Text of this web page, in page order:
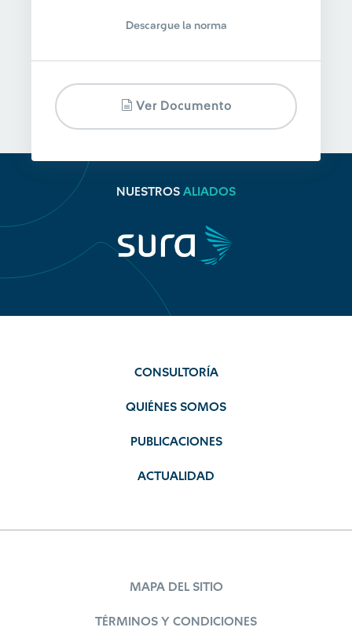
Descargue la norma
Ver Documento
NUESTROS ALIADOS
CONSULTORÍA
QUIÉNES SOMOS
PUBLICACIONES
ACTUALIDAD
MAPA DEL SITIO
TÉRMINOS Y CONDICIONES